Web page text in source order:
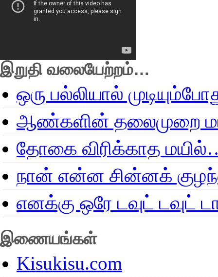
இறுதி வலையேற்றம்…
ஒரு பல்லியால்
ஆண்களின் தலைமுறை
தோகை விரிக்காத
நான் என்ன சின்னக்
எனக்கு ஒரே டவுட் டவுட்
இணையங்கள்
Kisukisu.com